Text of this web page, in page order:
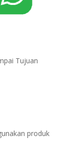
Tujuan
produk